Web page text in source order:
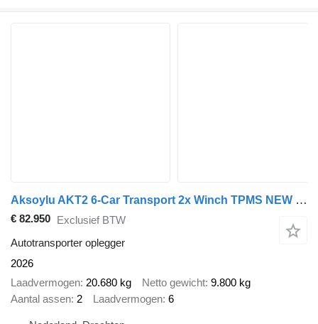
Aksoylu AKT2 6-Car Transport 2x Winch TPMS NEW Sofort Verfügbar!! Direct
€ 82.950 Exclusief BTW
Autotransporter oplegger
2026
Laadvermogen 20.680 kg Netto gewicht 9.800 kg
Aantal assen 2 Laadvermogen 6